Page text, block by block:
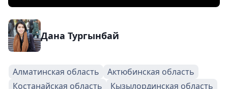
Дана Тургынбай
Алматинская область
Актюбинская область
Костанайская область
Кызылординская область